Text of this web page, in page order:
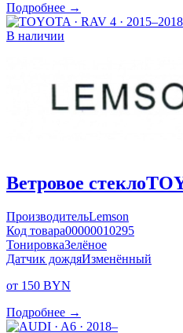
Подробнее →
В наличии
Ветровое стекло
ПроизводительLemson
Код товара00000010295
ТонировкаЗелёное
Датчик дождяИзменённый
от 150 BYN
Подробнее →